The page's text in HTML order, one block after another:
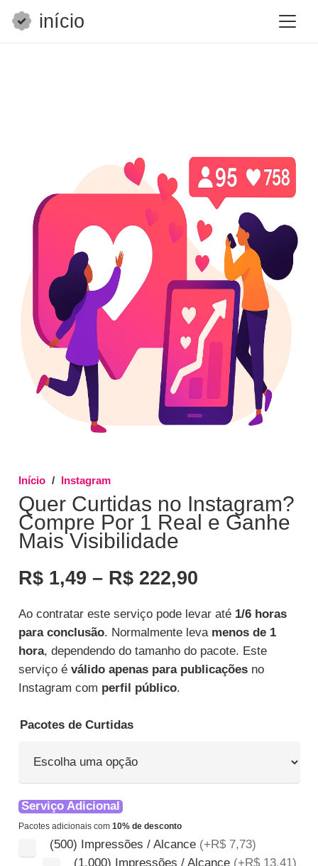
início
Início / Instagram
Quer Curtidas no Instagram?
Compre Por 1 Real e Ganhe
Mais Visibilidade
R$1,49 – R$222,90Faixa
preço:
R$ 1,49
através
R$ 222,90
Ao contratar este serviço pode levar até 1/6 horas
para conclusão. Normalmente leva menos de 1
hora, dependendo do tamanho do pacote. Este
serviço é válido apenas para publicaçõesno
Instagram com perfil público.
Pacotes de Curtidas
Serviço Adicional
Pacotes adicionais com 10% de desconto
(500) Impressões / Alcance (+R$ 7,73)
(1.000) Impressões / Alcance (+R$ 13,41)